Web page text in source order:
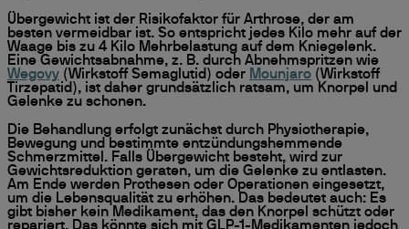
Übergewicht ist der Risikofaktor für Arthrose, der am
besten vermeidbar ist. So entspricht jedes Kilo mehr auf der
Waage bis zu 4 Kilo Mehrbelastung auf dem Kniegelenk.
Eine Gewichtsabnahme, z. B. durch Abnehmspritzen wie
Wegovy (Wirkstoff Semaglutid) oder Mounjaro (Wirkstoff
Tirzepatid), ist daher grundsätzlich ratsam, um Knorpel und
Gelenke zu schonen.
Die Behandlung erfolgt zunächst durch Physiotherapie,
Bewegung und bestimmte entzündungshemmende
Schmerzmittel. Falls Übergewicht besteht, wird zur
Gewichtsreduktion geraten, um die Gelenke zu entlasten.
Am Ende werden Prothesen oder Operationen eingesetzt,
um die Lebensqualität zu erhöhen. Das bedeutet auch: Es
gibt bisher kein Medikament, das den Knorpel schützt oder